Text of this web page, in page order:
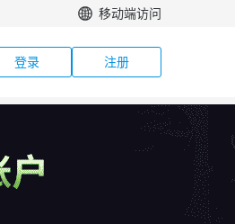
移动端访问
登录 注册